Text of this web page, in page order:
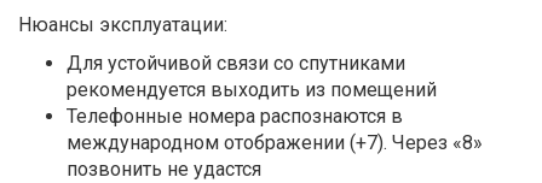
Нюансы эксплуатации:
Для устойчивой связи со спутниками
рекомендуется выходить из помещений
Телефонные номера распознаются в
международном отображении (+7). Через «8»
позвонить не удастся